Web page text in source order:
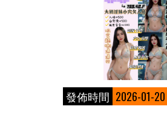
發佈時間 2026-01-20